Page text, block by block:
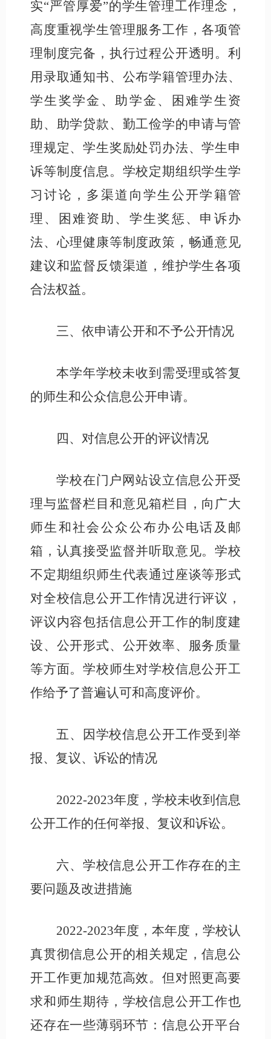
实“严管厚爱”的学生管理工作理念，
高度重视学生管理服务工作，各项管
理制度完备，执行过程公开透明。利
用录取通知书、 公布学籍管理办法、
学生奖学金、助学金、困难学生资
助、助学贷款、勤工俭学的申请与管
理规定、学生奖励处罚办法、学生申
诉等制度信息。学校定期组织学生学
习讨论 ，多渠道向学生公开学籍管
理、困难资助、学生奖惩、申诉办
法、心理健康等制度政策，畅通意见
建议和监督反馈渠道，维护学生各项
合法权益。
三、依申请公开和不予公开情况
本学年学校未收到需受理或答复
的师生和公众信息公开申请。
四、对信息公开的评议情况
学校在门户网站设立信息公开受
理与监督栏目和意见箱栏目，向广大
师生和社会公众公布办公电话及邮
箱，认真接受监督并听取意见。学校
不定期组织师生代表通过座谈等形式
对全校信息公开工作情况进行评议，
评议内容包括信息公开工作的制度建
设、公开形式、公开效率、服务质量
等方面。学校师生对学校信息公开工
作给予了普遍认可和高度评价。
五、因学校信息公开工作受到举
报、复议、诉讼的情况
2022-2023年度，学校未收到信息
公开工作的任何举报、复议和诉讼。
六、学校信息公开工作存在的主
要问题及改进措施
2022-2023年度，本年度，学校认
真贯彻信息公开的相关规定，信息公
开工作更加规范高效。但对照更高要
求和师生期待，学校信息公开工作也
还存在一些薄弱环节：信息公开平台